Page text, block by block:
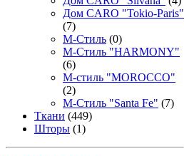
Дом CARO "Tokio-Paris"
(7)
М-Стиль (0)
М-Стиль "HARMONY"
(6)
М-стиль "MOROCCO"
(2)
М-Стиль "Santa Fe" (7)
Ткани (449)
Шторы (1)